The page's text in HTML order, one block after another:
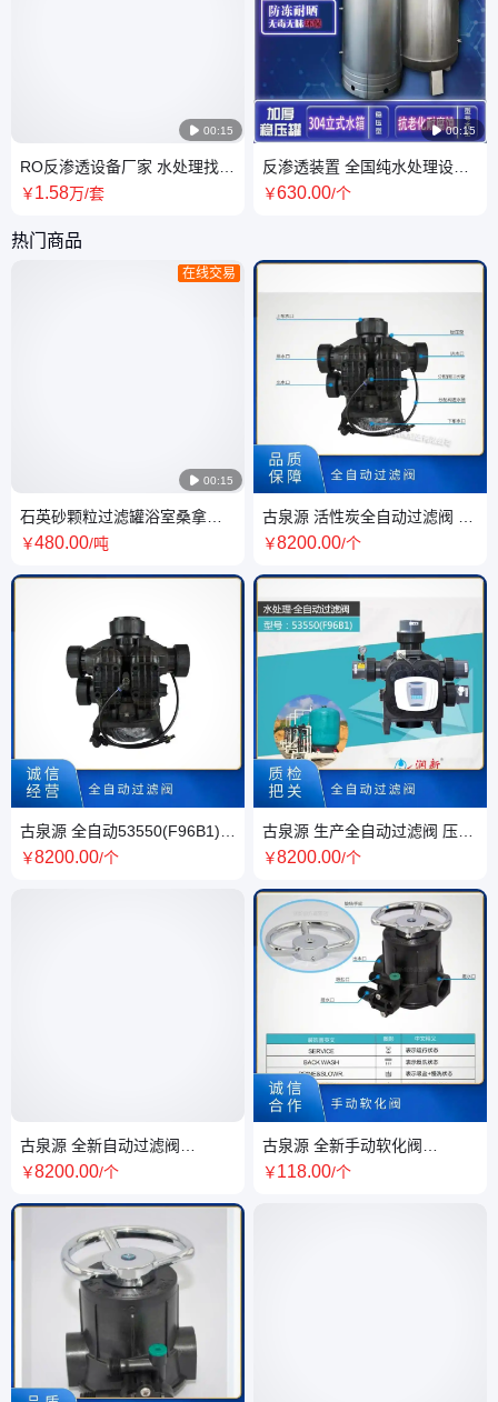
 00:15
RO反渗透设备厂家 水处理找古
泉源 规格定制源头
￥1.58万/套
 00:15
反渗透装置 全国纯水处理设备
反渗透厂家 古泉源 支持批发定
￥630.00/个
热门商品
 00:15
在线交易
石英砂颗粒过滤罐浴室桑拿泳
池砂缸白沙自来水厂饮用级水
￥480.00/吨
古泉源 全自动53550(F96B1)过
滤阀 多功能 耐腐蚀 按需供应
￥8200.00/个
古泉源 全新自动过滤阀
53550(F96B1) 参数保护 大流
￥8200.00/个
古泉源 活性炭全自动过滤阀 压
力驱动 流量型 操作方便
￥8200.00/个
古泉源 生产全自动过滤阀 压力
驱动 耐腐蚀 结构简单
￥8200.00/个
古泉源 全新手动软化阀
61104(F64A) 密封启闭 耐磨耐
￥118.00/个